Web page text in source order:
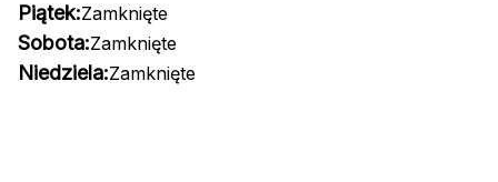
Piątek:Zamknięte
Sobota:Zamknięte
Niedziela:Zamknięte